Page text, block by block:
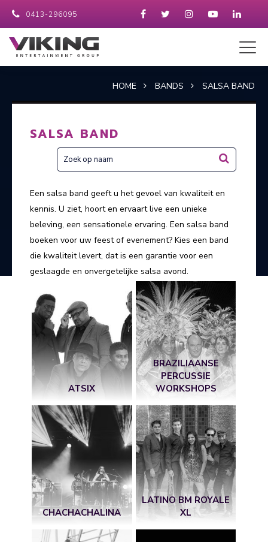
0413-296095
HOME BANDS SALSA BAND
SALSA BAND
Een salsa band geeft u het gevoel van kwaliteit en
kennis. U ziet, hoort en ervaart live een unieke
beleving, een sensationele ervaring. Een salsa band
boeken voor uw feest of evenement? Kies een band
die kwaliteit levert, dat is een garantie voor een
geslaagde en onvergetelijke salsa avond.
ATSIX
BRAZILIAANSE
PERCUSSIE
WORKSHOPS
CHACHACHALINA
LATINO BM ROYALE
XL